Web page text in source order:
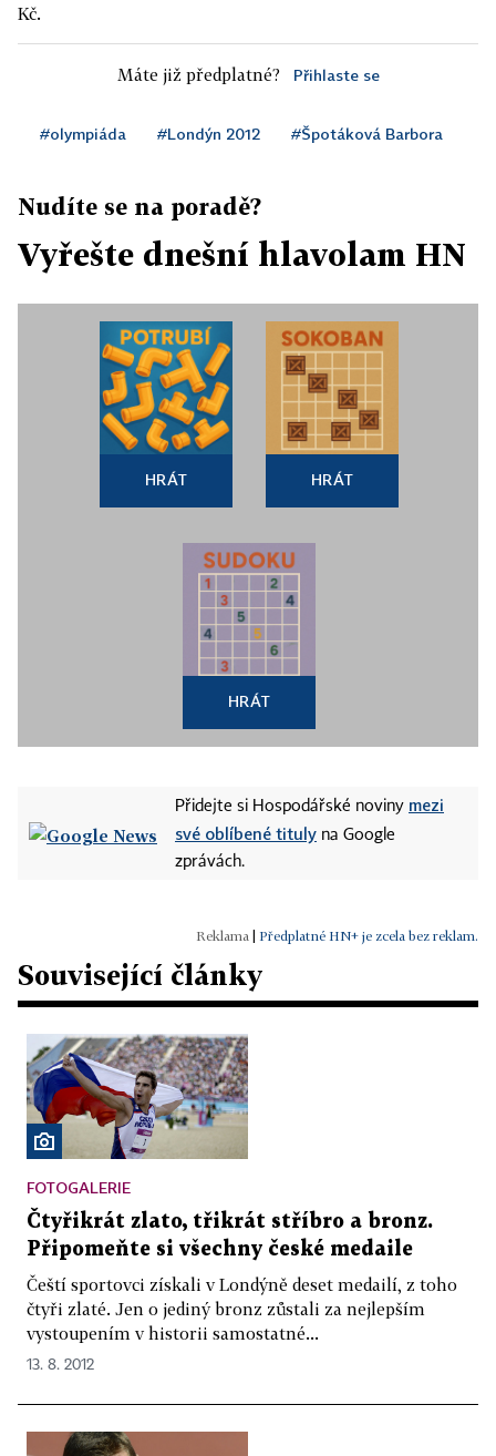
Kč.
Máte již předplatné? Přihlaste se
#olympiáda #Londýn 2012 #Špotáková Barbora
Nudíte se na poradě?
Vyřešte dnešní hlavolam HN
HRÁT HRÁT
HRÁT
Přidejte si Hospodářské noviny mezi
své oblíbené tituly na Google
zprávách.
Předplatné HN+ je zcela bez reklam.
Související články
FOTOGALERIE
Čtyřikrát zlato, třikrát stříbro a bronz.
Připomeňte si všechny české medaile
Čeští sportovci získali v Londýně deset medailí, z toho
čtyři zlaté. Jen o jediný bronz zůstali za nejlepším
vystoupením v historii samostatné...
13. 8. 2012